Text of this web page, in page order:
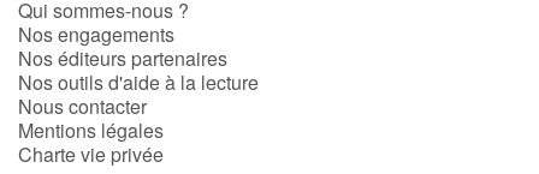
Fable, mythe, littérature et poésie
Princesses et princes, rois, reines et dragons
Ogres, monstres et sorcières
Qui sommes-nous ?
Nos engagements
Nos éditeurs partenaires
Nos outils d'aide à la lecture
Nous contacter
Mentions légales
Charte vie privée